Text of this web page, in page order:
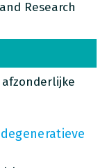
Research